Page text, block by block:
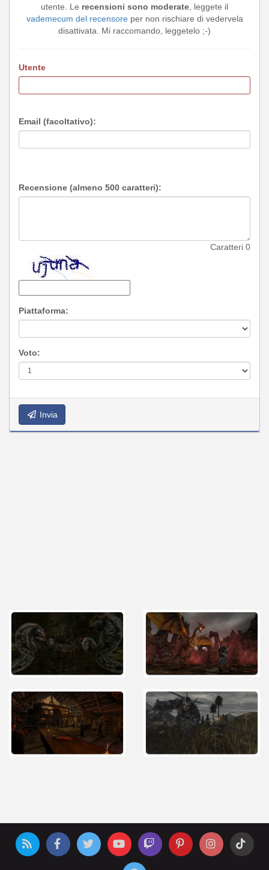
utente. Le recensioni sono moderate , leggete il
vademecum del recensoreper non rischiare di vedervela
disattivata. Mi raccomando, leggetelo ;-)
Utente
Email (facoltativo):
Recensione (almeno 500 caratteri):
Caratteri 0
Piattaforma:
Voto:
Invia